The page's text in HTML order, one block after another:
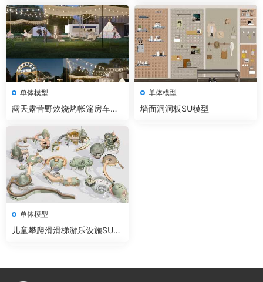
单体模型
露天露营野炊烧烤帐篷房车营
单体模型
墙面洞洞板SU模型
单体模型
儿童攀爬滑滑梯游乐设施SU模